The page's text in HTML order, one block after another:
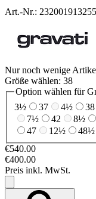
Art.-Nr.: 232001913255
Nur noch wenige
Größe wählen: 38
Option wählen für
3½
37 4½ 38
7½
42 8½
47
12½ 48½
€540.00
€400.00
Preis inkl. MwSt.